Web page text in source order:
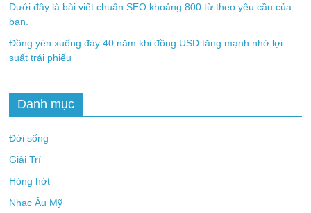
Dưới đây là bài viết chuẩn SEO khoảng 800 từ theo yêu cầu của
bạn.
Đồng yên xuống đáy 40 năm khi đồng USD tăng mạnh nhờ lợi
suất trái phiếu
Danh mục
Đời sống
Giải Trí
Hóng hớt
Nhạc Âu Mỹ